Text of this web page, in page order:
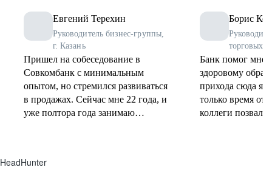
Евгений Терехин
Руководитель бизнес-группы,
г. Казань
Пришел на собеседование в
Совкомбанк с минимальным
опытом, но стремился развиваться
в продажах. Сейчас мне 22 года, и
уже полтора года занимаю
образование. Молодежь сегодня
Борис
торговых
Банк помог мне
здоровому
прихода сюда я
только время от
коллеги позвали
HeadHunter